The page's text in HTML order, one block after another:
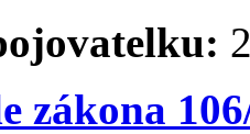
zákona